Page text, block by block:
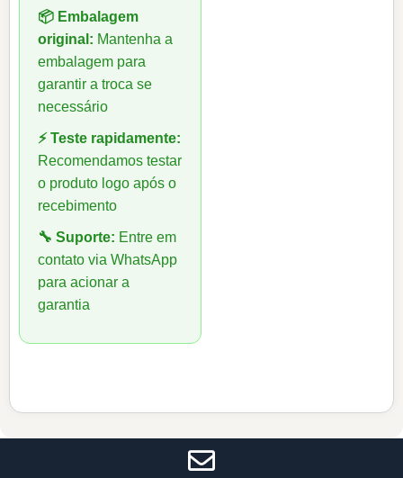
📦 Embalagem
original: Mantenha a
embalagem para
garantir a troca se
necessário
⚡ Teste rapidamente:
Recomendamos testar
o produto logo após o
recebimento
🔧 Suporte: Entre em
contato via WhatsApp
para acionar a
garantia